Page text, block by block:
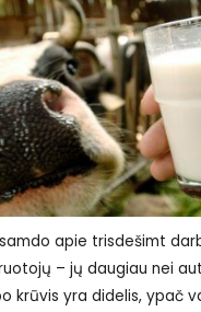
apie trisdešimt
– jų daugiau nei
krūvis yra didelis, ypač